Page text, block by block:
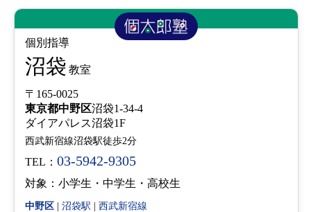
個別指導
沼袋 教室
〒165-0025
東京都中野区沼袋1-34-4
ダイアパレス沼袋1F
西武新宿線沼袋駅徒歩2分
TEL： 03-5942-9305
対象：小学生・中学生・高校生
中野区 沼袋駅 西武新宿線